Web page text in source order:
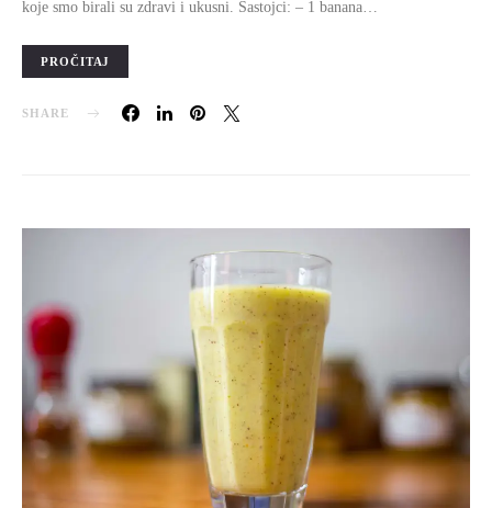
koje smo birali su zdravi i ukusni. Sastojci: – 1 banana…
PROČITAJ
SHARE